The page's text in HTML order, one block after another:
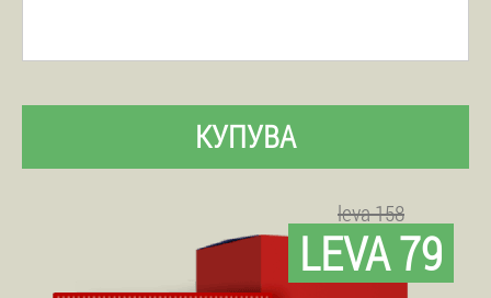
КУПУВА
leva 158
LEVA 79